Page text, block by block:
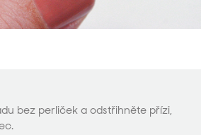
bez perliček a odstřihněte přízi,